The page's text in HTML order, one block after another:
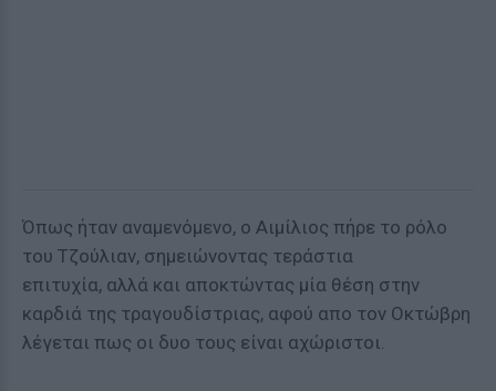
Όπως ήταν αναμενόμενο, ο Αιμίλιος πήρε το ρόλο
του Τζούλιαν, σημειώνοντας τεράστια
επιτυχία, αλλά και αποκτώντας μία θέση στην
καρδιά της τραγουδίστριας, αφού απο τον Οκτώβρη
λέγεται πως οι δυο τους είναι αχώριστοι.